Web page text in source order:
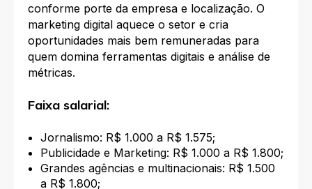
conforme porte da empresa e localização. O
marketing digital aquece o setor e cria
oportunidades mais bem remuneradas para
quem domina ferramentas digitais e análise de
métricas.
Faixa salarial:
Jornalismo: R$ 1.000 a R$ 1.575;
Publicidade e Marketing: R$ 1.000 a R$ 1.800;
Grandes agências e multinacionais: R$ 1.500
a R$ 1.800;